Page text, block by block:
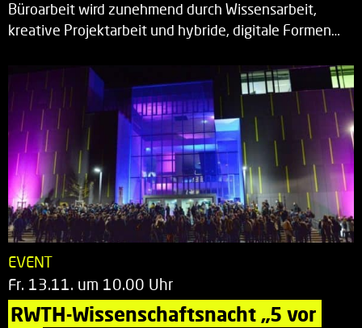
Büroarbeit wird zunehmend durch Wissensarbeit,
kreative Projektarbeit und hybride, digitale Formen…
EVENT
Fr. 13.11. um 10.00 Uhr
RWTH-Wissenschaftsnacht „5 vor